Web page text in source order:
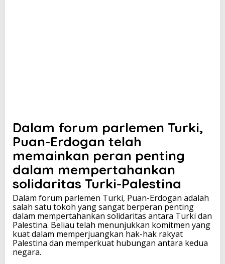
Dalam forum parlemen Turki,
Puan-Erdogan telah
memainkan peran penting
dalam mempertahankan
solidaritas Turki-Palestina
Dalam forum parlemen Turki, Puan-Erdogan adalah
salah satu tokoh yang sangat berperan penting
dalam mempertahankan solidaritas antara Turki dan
Palestina. Beliau telah menunjukkan komitmen yang
kuat dalam memperjuangkan hak-hak rakyat
Palestina dan memperkuat hubungan antara kedua
negara.